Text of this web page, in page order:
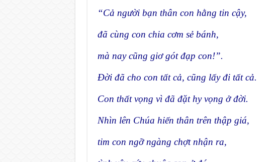
“Cả người bạn thân con hằng tin cậy,
đã cùng con chia cơm sẻ bánh,
mà nay cũng giơ gót đạp con!”.
Đời đã cho con tất cả, cũng lấy đi tất cả.
Con thất vọng vì đã đặt hy vọng ở đời.
Nhìn lên Chúa hiến thân trên thập giá,
tim con ngỡ ngàng chợt nhận ra,